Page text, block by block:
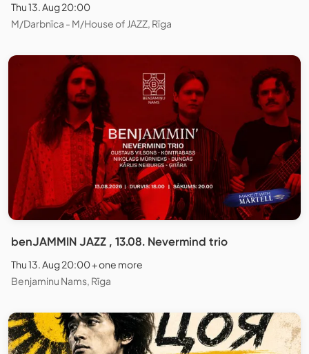
Thu 13. Aug 20:00
M/Darbnīca - M/House of JAZZ, Rīga
benJAMMIN JAZZ , 13.08. Nevermind trio
Thu 13. Aug 20:00 + one more
Benjaminu Nams, Rīga